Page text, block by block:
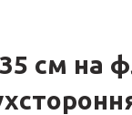
см на